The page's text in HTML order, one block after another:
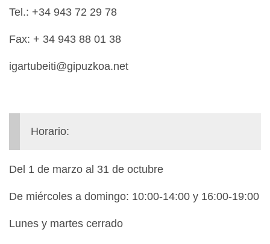
Tel.: +34 943 72 29 78
Fax: + 34 943 88 01 38
igartubeiti@gipuzkoa.net
Horario:
Del 1 de marzo al 31 de octubre
De miércoles a domingo: 10:00-14:00 y 16:00-19:00
Lunes y martes cerrado